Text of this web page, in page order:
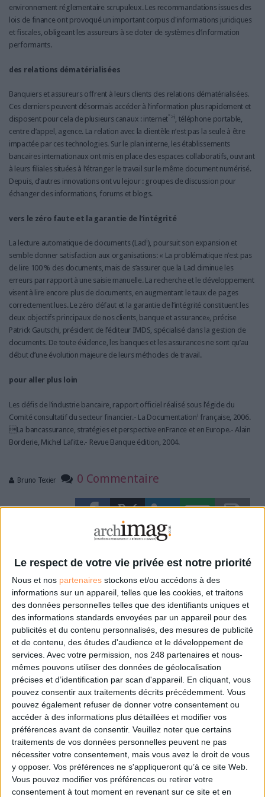
Le respect de votre vie privée est notre priorité
Nous et nos partenaires stockons et/ou accédons à des
informations sur un appareil, telles que les cookies, et traitons
des données personnelles telles que des identifiants uniques et
des informations standards envoyées par un appareil pour des
publicités et du contenu personnalisés, des mesures de publicité
et de contenu, des études d'audience et le développement de
services. Avec votre permission, nos 248 partenaires et nous-
mêmes pouvons utiliser des données de géolocalisation
précises et d’identification par scan d'appareil. En cliquant, vous
pouvez consentir aux traitements décrits précédemment. Vous
pouvez également refuser de donner votre consentement ou
accéder à des informations plus détaillées et modifier vos
préférences avant de consentir. Veuillez noter que certains
traitements de vos données personnelles peuvent ne pas
nécessiter votre consentement, mais vous avez le droit de vous
y opposer. Vos préférences ne s'appliqueront qu’à ce site Web.
Vous pouvez modifier vos préférences ou retirer votre
consentement à tout moment en revenant sur ce site et en
environnement réglementaire scrupuleux. Les recommandations issues des
lois de finance ont provoqué un important corpus d'informations juridiques
et fiscales, obligeant les assureurs à se doter de systèmes d’information
performants.
des relations dématérialisées
Banquiers et assureurs offrent à leurs clients des relations dématérialisées.
Ces derniers peuvent désormais accéder à l’information plus rapidement et
disposent pour cela de plusieurs canaux : internet">i, téléphone portable,
centre d’appel, agence. La relation avec la clientèle n’est pas la seule à être
impactée par ces technologies. Sur le plan interne, les établissements
bancaires internationaux ont mis en place des espaces collaboratifs, ouvrant
à leurs filiales situées à l’étranger le travail sur le même document numérisé.
Depuis, d’autres innovations ont vu lejour : groupes de discussion pour
échanger des informations, forums et blogs.
vers le zéro faute et la garantie de l’intégrité
La lecture automatique de documents (Lad i), poursuit son expansion et
semble donner satisfaction aux organisations: « La problématique n’est pas
de lire 100 % des documents, mais de s’assurer que la Lad diminue les
erreurs par rapport à une saisie manuelle. La recherche et le développement
visent à lire encore plus de documents, en augmentant le taux de pages
correctement lues. Le zéro défaut et la garantie de l’intégrité constituent les
deux objectifs principaux de nos clients, banque et assurance», précise
Patrick Gautschi, président de l’éditeur IMDS, spécialisé dans la gestion de
documents. De toute évidence, les banques et les assurances ne sont qu’au
début d’une évolution majeure de leurs méthodes de travail.
pour aller plus loin
Les défis de l’industrie bancaire, rapport officiel réalisé sous l’égide du
Comité consultatif du secteur financier.- La Documentationi française, 2006.
La bancassurance, stratégies et perspective enFrance et en Europe.- Alain
Borderie, Michel Lafitte.- Revue Banque édition, 2004.
Bruno Texier 0 Commentaire
Les derniers articles Archimag
Numérique
La maturité numérique des
entreprises françaises laisse à
désirer
Live
Des archives inédites de
Led Zeppelin refont
surface
La bibliothèque de Lille confie son
récolement et son catalogage à
AureXus